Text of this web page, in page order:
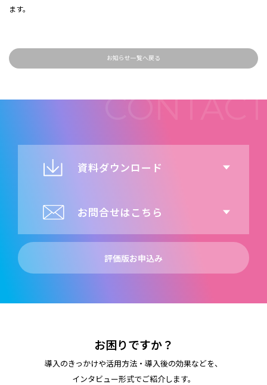
ます。
お知らせ一覧へ戻る
資料ダウンロード
お問合せはこちら
評価版お申込み
お困りですか？
導入のきっかけや活用方法・導入後の効果などを、
インタビュー形式でご紹介します。